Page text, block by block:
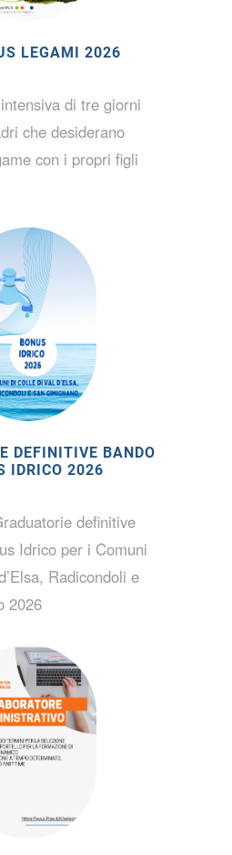
LEGAMI 2026
di tre giorni
che desiderano
con i propri figli
DEFINITIVE BANDO
IDRICO 2026
definitive
Idrico per i Comuni
Radicondoli e
2026